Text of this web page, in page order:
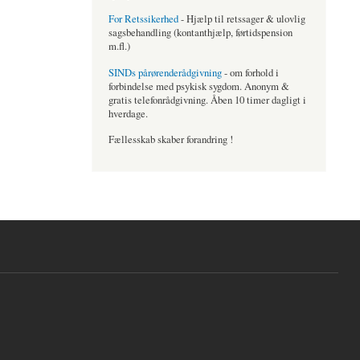
For Retssikerhed- Hjælp til retssager & ulovlig
sagsbehandling (kontanthjælp, førtidspension
m.fl.)
SINDs pårørenderådgivning- om forhold i
forbindelse med psykisk sygdom. Anonym &
gratis telefonrådgivning. Åben 10 timer dagligt i
hverdage.
Fællesskab skaber forandring !